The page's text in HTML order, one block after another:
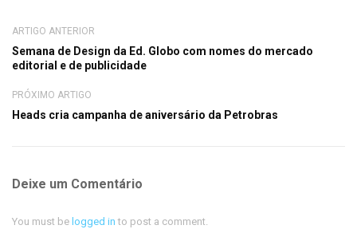
ARTIGO ANTERIOR
Semana de Design da Ed. Globo com nomes do mercado
editorial e de publicidade
PRÓXIMO ARTIGO
Heads cria campanha de aniversário da Petrobras
Deixe um Comentário
You must be logged in to post a comment.